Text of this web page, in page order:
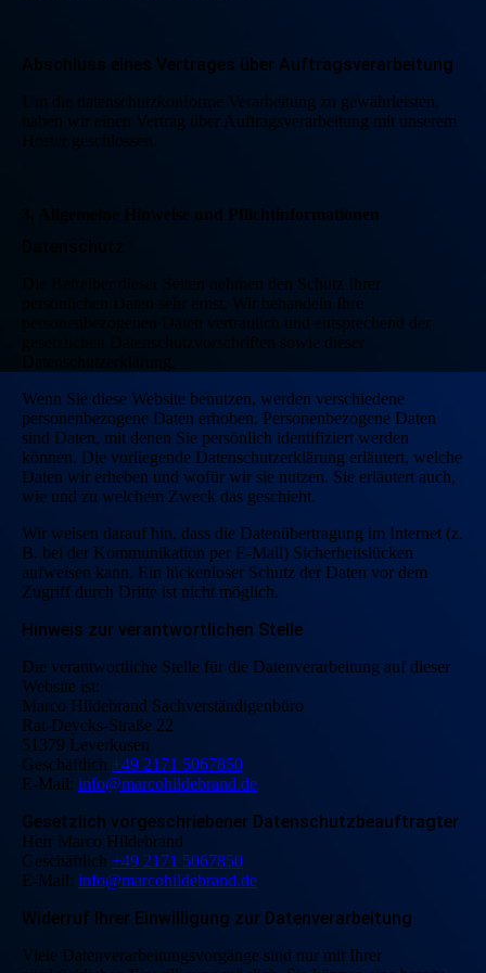
Abschluss eines Vertrages über Auftragsverarbeitung
Um die datenschutzkonforme Verarbeitung zu gewährleisten,
haben wir einen Vertrag über Auftragsverarbeitung mit unserem
Hoster geschlossen.
3. Allgemeine Hinweise und Pflichtinformationen
Die Betreiber dieser Seiten nehmen den Schutz Ihrer
persönlichen Daten sehr ernst. Wir behandeln Ihre
personenbezogenen Daten vertraulich und entsprechend der
gesetzlichen Datenschutzvorschriften sowie dieser
Wenn Sie diese Website benutzen, werden verschiedene
personenbezogene Daten erhoben. Personenbezogene Daten
sind Daten, mit denen Sie persönlich identifiziert werden
können. Die vorliegende Datenschutzerklärung erläutert, welche
Daten wir erheben und wofür wir sie nutzen. Sie erläutert auch,
wie und zu welchem Zweck das geschieht.
Wir weisen darauf hin, dass die Datenübertragung im Internet (z.
B. bei der Kommunikation per E-Mail) Sicherheitslücken
aufweisen kann. Ein lückenloser Schutz der Daten vor dem
Zugriff durch Dritte ist nicht möglich.
Hinweis zur verantwortlichen Stelle
Die verantwortliche Stelle für die Datenverarbeitung auf dieser
Website ist:
Marco Hildebrand Sachverständigenbüro
Rat-Deycks-Straße 22
51379 Leverkusen
Geschäftlich +49 2171 5067850
E-Mail: info@marcohildebrand.de
Gesetzlich vorgeschriebener Datenschutzbeauftragter
Herr Marco Hildebrand
Geschäftlich +49 2171 5067850
E-Mail: info@marcohildebrand.de
Widerruf Ihrer Einwilligung zur Datenverarbeitung
Viele Datenverarbeitungsvorgänge sind nur mit Ihrer